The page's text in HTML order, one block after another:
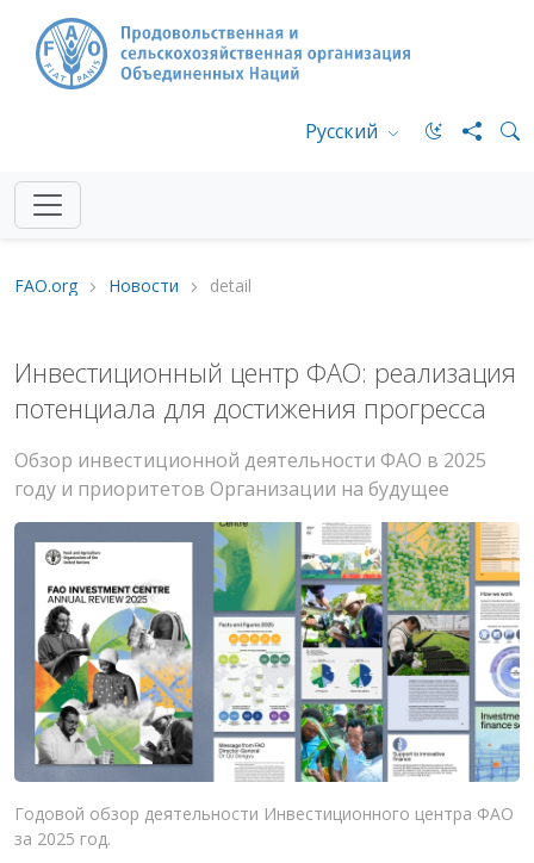
Русский
FAO.org Новости detail
Инвестиционный центр ФАО: реализация
потенциала для достижения прогресса
Обзор инвестиционной деятельности ФАО в 2025
году и приоритетов Организации на будущее
Годовой обзор деятельности Инвестиционного центра ФАО
за 2025 год.